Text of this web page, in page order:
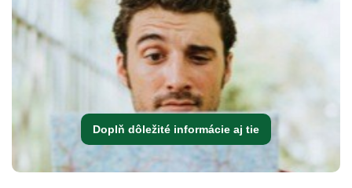
Doplň dôležité informácie aj tie